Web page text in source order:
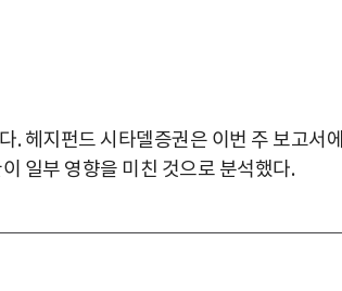
. 헤지펀드 시타델증권은 이번 주 보고서에
일부 영향을 미친 것으로 분석했다.